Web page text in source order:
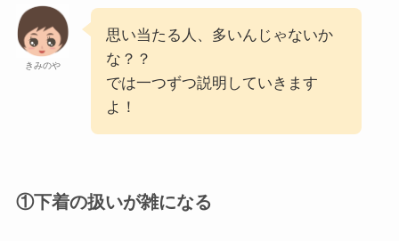
きみのや
思い当たる人、多いんじゃないか
な？？
では一つずつ説明していきます
よ！
①下着の扱いが雑になる